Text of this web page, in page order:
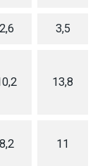
2,6 3,5
13,8
8,2 11